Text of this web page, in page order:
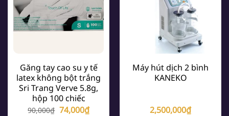
Găng tay cao su y tế
latex không bột trắng
Sri Trang Verve 5.8g,
hộp 100 chiếc
90,000₫ Giá
74,000₫Giá
Máy hút dịch 2 bình
KANEKO
2,500,000₫